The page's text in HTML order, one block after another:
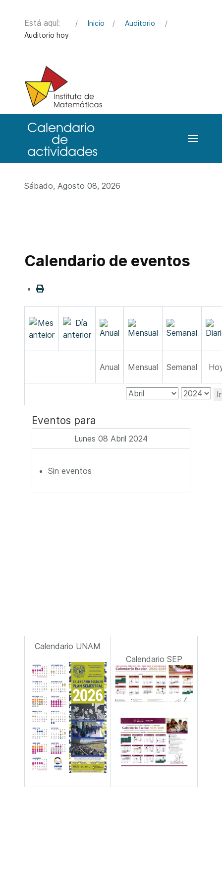
Está aquí: Inicio
Auditorio
Auditorio hoy
Sábado, Agosto 08, 2026
Calendario de eventos
Anual Mensual Semanal
Eventos para
Lunes 08 Abril 2024
Sin eventos
Calendario UNAM
Calendario SEP